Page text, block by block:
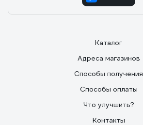
Каталог
Адреса магазинов
Способы получения
Способы оплаты
Что улучшить?
Контакты